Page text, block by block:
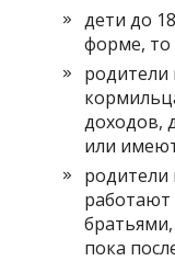
дети до
форме, то
родители
доходов,
или
родители
работают
пока